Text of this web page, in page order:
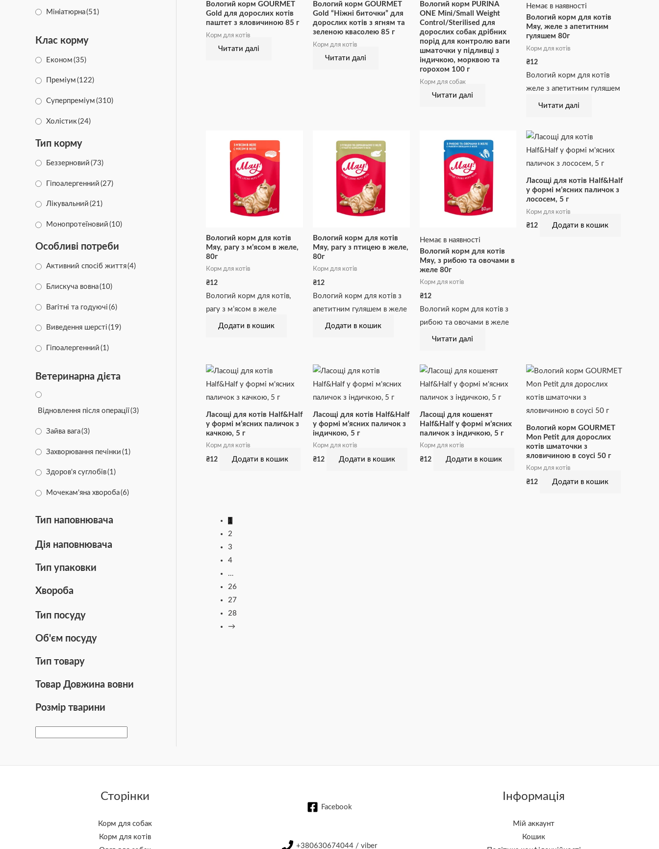
Half&Half (24)
PRO PLAN
PRO PLAN Veterinary Diets
PURINA (12)
DENTALIFE(2)
Cherie(24)
PURINA ONE(3)
Brit Care (28)
Мініатюрна(51)
Клас корму
Економ (35)
Преміум (122)
Суперпреміум (310)
Холістик (24)
Тип корму
Беззерновий (73)
Гіпоалергенний (27)
Лікувальний (21)
Монопротеїновий (10)
Особливі потреби
Активний спосіб життя(4)
Блискуча вовна(10)
Вагітні та годуючі (6)
Виведення шерсті (19)
Гіпоалергенний (1)
Здоров'я суглобів (1)
Здоров’я сечовий
Здорова вага(3)
Здорова шкіра(10)
Зміцнення м'язів (1)
Чутливе травлення
Ветеринарна дієта
Відновлення після операції(3)
Зайва вага(3)
Захворювання печінки (1)
Здоров'я суглобів(1)
Мочекам'яна хвороба(6)
Цукровий діабет
Шлунково-кишкові розлади
Тип наповнювача
Дія наповнювача
Тип упаковки
Хвороба
Тип посуду
Об'єм посуду
Тип товару
Товар Довжина вовни
Розмір тварини
Вологий корм GOURMET
Gold для дорослих котів
паштет з яловичиною 85 г
Корм для котів
Читати далі
Вологий корм GOURMET
Gold “Ніжні биточки” для
дорослих котів з ягням та
зеленою квасолею 85 г
Корм для котів
Читати далі
Вологий корм PURINA
ONE Mini/Small Weight
Control/Sterilised для
дорослих собак дрібних
порід для контролю ваги
шматочки у підливці з
індичкою, морквою та
горохом 100 г
Корм для собак
Читати далі
Немає в наявності
Вологий корм для котів
Мяу, желе з апетитним
гуляшем 80г
Корм для котів
₴12
Вологий корм для котів
желе з апетитним гуляшем
Читати далі
Вологий корм для котів
Мяу, рагу з м’ясом в желе,
80г
Корм для котів
₴12
Вологий корм для котів,
рагу з м’ясом в желе
Додати в кошик
Вологий корм для котів
Мяу, рагу з птицею в желе,
80г
Корм для котів
₴12
Вологий корм для котів з
апетитним гуляшем в желе
Додати в кошик
Немає в наявності
Вологий корм для котів
Мяу, з рибою та овочами в
желе 80г
Корм для котів
₴12
Вологий корм для котів з
рибою та овочами в желе
Читати далі
Ласощі для котів Half&Half
у формі м’ясних паличок з
лососем, 5 г
Корм для котів
₴12 Додати в кошик
Ласощі для котів Half&Half
у формі м’ясних паличок з
качкою, 5 г
Корм для котів
₴12 Додати в кошик
Ласощі для котів Half&Half
у формі м’ясних паличок з
індичкою, 5 г
Корм для котів
₴12 Додати в кошик
Ласощі для кошенят
Half&Half у формі м’ясних
паличок з індичкою, 5 г
Корм для котів
₴12 Додати в кошик
Вологий корм GOURMET
Mon Petit для дорослих
котів шматочки з
яловичиною в соусі 50 г
Корм для котів
₴12 Додати в кошик
1
2
3
4
…
26
27
28
→
Сторінки
Корм для собак
Корм для котів
Facebook
+380630674044 / viber
Інформація
Мій аккаунт
Кошик